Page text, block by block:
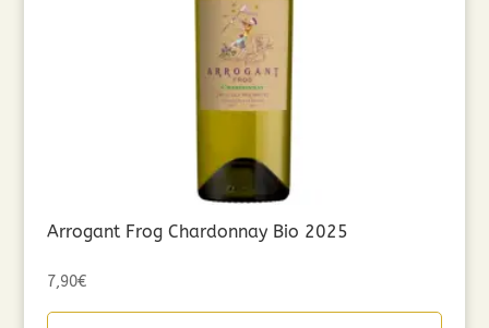
Arrogant Frog Chardonnay Bio 2025
7,90€